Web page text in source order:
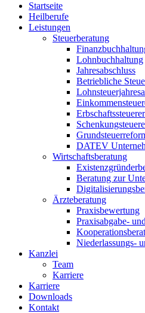
Startseite
Heilberufe
Leistungen
Steuerberatung
Lohnbuchhaltung
Jahresabschluss
Betriebliche
DATEV
Wirtschaftsberatung
Beratung zur
Ärzteberatung
Praxisbewertung
Praxisabgabe-
Niederlassungs-
Kanzlei
Team
Karriere
Karriere
Downloads
Kontakt